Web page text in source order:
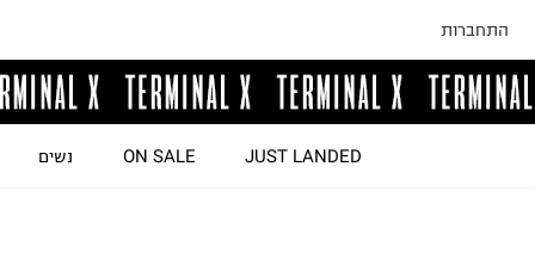
התחברות
JUST LANDED
ON SALE נשים